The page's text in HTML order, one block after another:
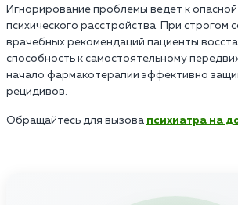
Игнорирование проблемы ведет к
психического расстройства. При строгом
врачебных рекомендаций пациенты
способность к самостоятельному
начало фармакотерапии эффективно
рецидивов.
Обращайтесь для вызова психиатра на